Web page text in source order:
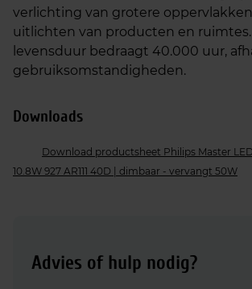
verlichting van grotere oppervlakken
uitlichten van producten en ruimtes.
levensduur bedraagt 40.000 uur,
gebruiksomstandigheden.
Downloads
Download productsheet Philips Master
10.8W 927 AR111 40D | dimbaar - vervangt 50W
Advies of hulp nodig?